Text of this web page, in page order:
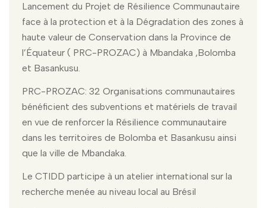
Lancement du Projet de Résilience Communautaire
face à la protection et à la Dégradation des zones à
haute valeur de Conservation dans la Province de
l’Équateur ( PRC-PROZAC) à Mbandaka ,Bolomba
et Basankusu.
PRC-PROZAC: 32 Organisations communautaires
bénéficient des subventions et matériels de travail
en vue de renforcer la Résilience communautaire
dans les territoires de Bolomba et Basankusu ainsi
que la ville de Mbandaka.
Le CTIDD participe à un atelier international sur la
recherche menée au niveau local au Brésil